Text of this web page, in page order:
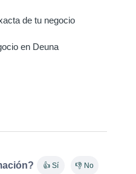
de tu negocio
en Deuna
👍 Sí 👎 No